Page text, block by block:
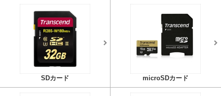
SDカード microSDカード